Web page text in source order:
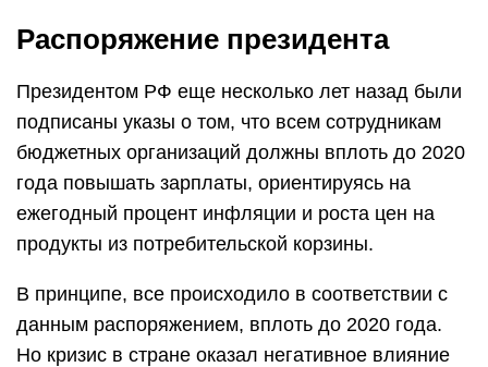
Распоряжение президента
Президентом РФ еще несколько лет назад были
подписаны указы о том, что всем сотрудникам
бюджетных организаций должны вплоть до 2020
года повышать зарплаты, ориентируясь на
ежегодный процент инфляции и роста цен на
продукты из потребительской корзины.
В принципе, все происходило в соответствии с
данным распоряжением, вплоть до 2020 года.
Но кризис в стране оказал негативное влияние